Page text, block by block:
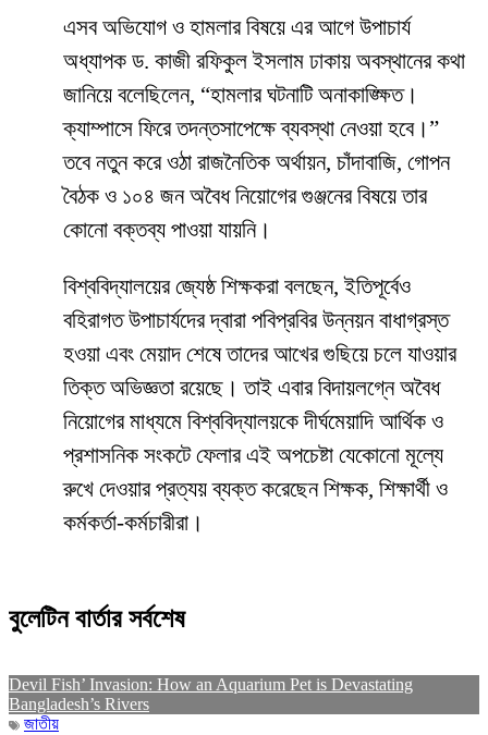
​এসব অভিযোগ ও হামলার বিষয়ে এর আগে উপাচার্য
অধ্যাপক ড. কাজী রফিকুল ইসলাম ঢাকায় অবস্থানের কথা
জানিয়ে বলেছিলেন, “হামলার ঘটনাটি অনাকাঙ্ক্ষিত।
ক্যাম্পাসে ফিরে তদন্তসাপেক্ষে ব্যবস্থা নেওয়া হবে।”
তবে নতুন করে ওঠা রাজনৈতিক অর্থায়ন, চাঁদাবাজি, গোপন
বৈঠক ও ১০৪ জন অবৈধ নিয়োগের গুঞ্জনের বিষয়ে তার
কোনো বক্তব্য পাওয়া যায়নি।
​বিশ্ববিদ্যালয়ের জ্যেষ্ঠ শিক্ষকরা বলছেন, ইতিপূর্বেও
বহিরাগত উপাচার্যদের দ্বারা পবিপ্রবির উন্নয়ন বাধাগ্রস্ত
হওয়া এবং মেয়াদ শেষে তাদের আখের গুছিয়ে চলে যাওয়ার
তিক্ত অভিজ্ঞতা রয়েছে। তাই এবার বিদায়লগ্নে অবৈধ
নিয়োগের মাধ্যমে বিশ্ববিদ্যালয়কে দীর্ঘমেয়াদি আর্থিক ও
প্রশাসনিক সংকটে ফেলার এই অপচেষ্টা যেকোনো মূল্যে
রুখে দেওয়ার প্রত্যয় ব্যক্ত করেছেন শিক্ষক, শিক্ষার্থী ও
কর্মকর্তা-কর্মচারীরা।
বুলেটিন বার্তার সর্বশেষ
Devil Fish’ Invasion: How an Aquarium Pet is Devastating
Bangladesh’s Rivers
জাতীয়